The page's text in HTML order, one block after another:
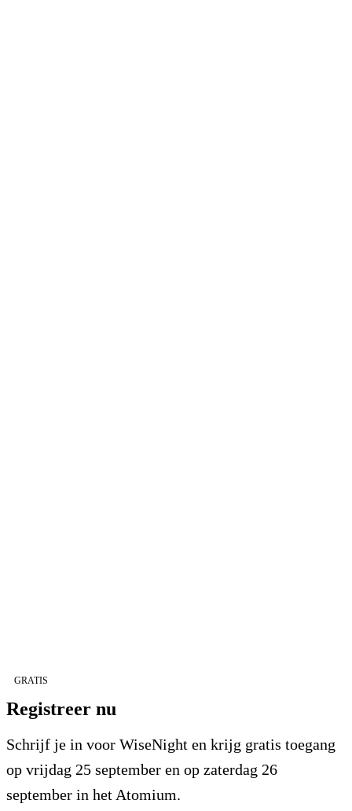
GRATIS
Registreer nu
Schrijf je in voor WiseNight en krijg gratis toegang
op vrijdag 25 september en op zaterdag 26
september in het Atomium.